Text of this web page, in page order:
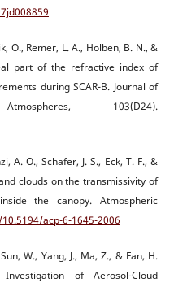
O., Remer, L. A., Holben, B. N., &
part of the refractive index of
during SCAR-B. Journal of
103(D24).
A. O., Schafer, J. S., Eck, T. F., &
clouds on the transmissivity of
the canopy. Atmospheric
acp-6-1645-2006
W., Yang, J., Ma, Z., & Fan, H.
of Aerosol-Cloud